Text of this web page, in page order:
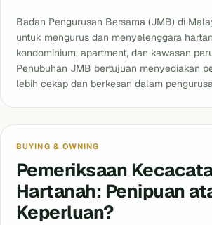
Badan Pengurusan Bersama (JMB) di
untuk mengurus dan menyelenggara
kondominium, apartment, dan kawasan
Penubuhan JMB bertujuan menyediakan
lebih cekap dan berkesan dalam
BUYING & OWNING
Pemeriksaan
Hartanah: Penipuan
Keperluan?